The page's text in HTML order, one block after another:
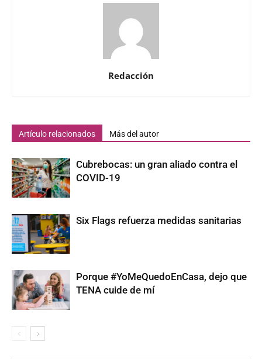
Redacción
Artículo relacionados Más del autor
Cubrebocas: un gran aliado contra el
COVID-19
Six Flags refuerza medidas sanitarias
Porque #YoMeQuedoEnCasa, dejo que
TENA cuide de mí